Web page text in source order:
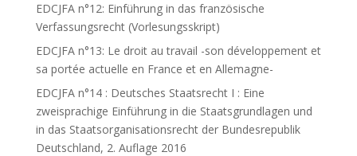
EDCJFA n°12: Einführung in das französische
Verfassungsrecht (Vorlesungsskript)
EDCJFA n°13: Le droit au travail -son développement et
sa portée actuelle en France et en Allemagne-
EDCJFA n°14 : Deutsches Staatsrecht I : Eine
zweisprachige Einführung in die Staatsgrundlagen und
in das Staatsorganisationsrecht der Bundesrepublik
Deutschland, 2. Auflage 2016